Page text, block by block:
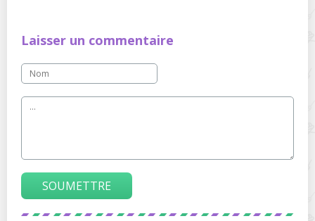
Laisser un commentaire
SOUMETTRE